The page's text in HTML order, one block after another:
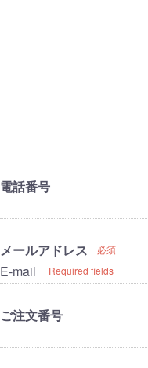
電話番号
メールアドレス 必須
E-mail Required fields
ご注文番号